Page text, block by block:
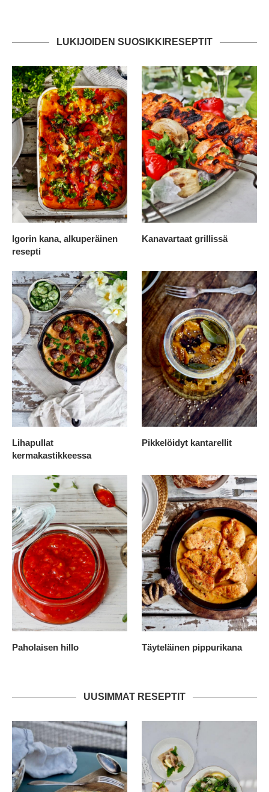
LUKIJOIDEN SUOSIKKIRESEPTIT
Igorin kana, alkuperäinen
resepti
Kanavartaat grillissä
Lihapullat
kermakastikkeessa
Pikkelöidyt kantarellit
Paholaisen hillo Täyteläinen pippurikana
UUSIMMAT RESEPTIT